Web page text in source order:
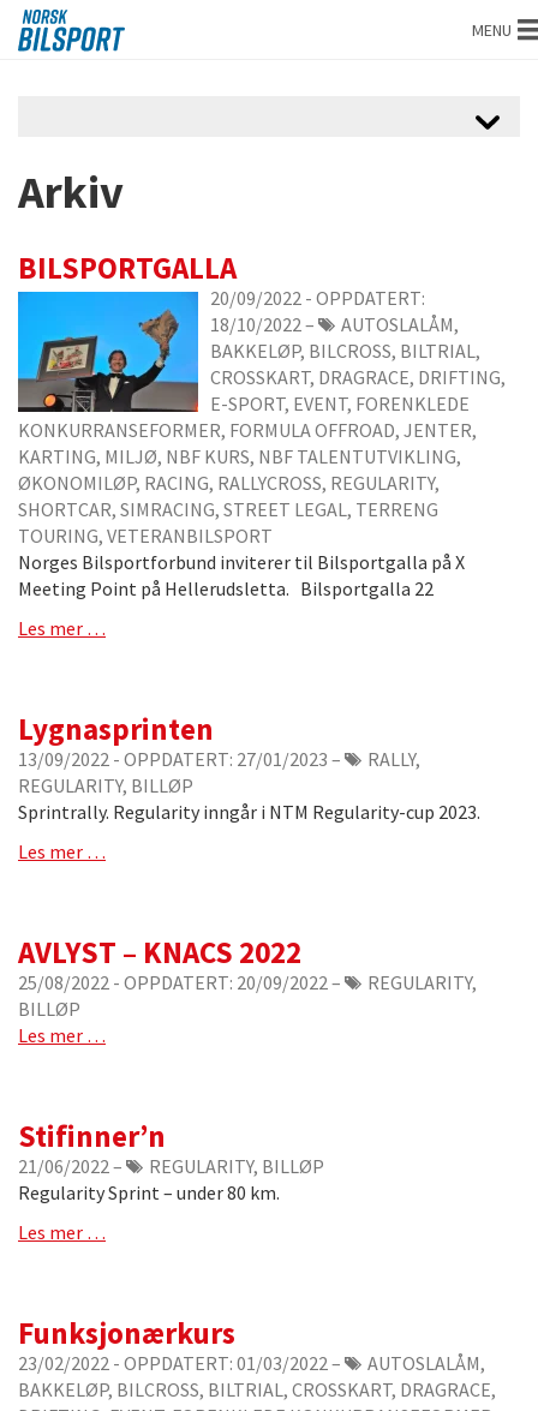
Norsk
bilsport MENU
Arkiv
BILSPORTGALLA
20/09/2022 - OPPDATERT:
18/10/2022–
AUTOSLALÅM,
BAKKELØP, BILCROSS, BILTRIAL,
CROSSKART, DRAGRACE, DRIFTING,
E-SPORT, EVENT, FORENKLEDE
KONKURRANSEFORMER, FORMULA OFFROAD, JENTER,
KARTING, MILJØ, NBF KURS, NBF TALENTUTVIKLING,
ØKONOMILØP, RACING, RALLYCROSS, REGULARITY,
SHORTCAR, SIMRACING, STREET LEGAL, TERRENG
TOURING, VETERANBILSPORT
Norges Bilsportforbund inviterer til Bilsportgalla på X
Meeting Point på Hellerudsletta. Bilsportgalla 22
Les mer …
Lygnasprinten
13/09/2022 - OPPDATERT: 27/01/2023 –
RALLY,
REGULARITY, BILLØP
Sprintrally. Regularity inngår i NTM Regularity-cup 2023.
Les mer …
AVLYST – KNACS 2022
25/08/2022 - OPPDATERT: 20/09/2022–
REGULARITY,
BILLØP
Les mer …
Stifinner’n
21/06/2022–
REGULARITY, BILLØP
Regularity Sprint – under 80 km.
Les mer …
Funksjonærkurs
23/02/2022 - OPPDATERT: 01/03/2022–
AUTOSLALÅM,
BAKKELØP, BILCROSS, BILTRIAL, CROSSKART, DRAGRACE,